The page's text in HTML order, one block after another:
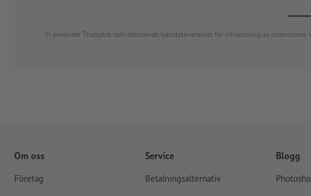
Vi använder Trustpilot som oberoende tjänsteleverantör för inhämtning av
Om oss
Företag
Service
Betalningsalternativ
Blogg